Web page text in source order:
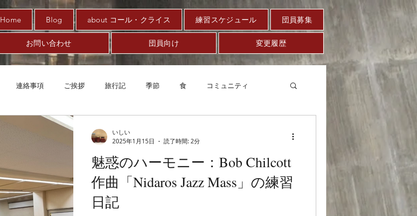
Home Blog about コール・クライス 練習スケジュール 団員募集
お問い合わせ 団員向け 変更履歴
連絡事項 ご挨拶 旅行記 季節 食 コミュニティ
対新型コロナ
魅惑のハーモニー：Bob Chilcott
作曲「Nidaros Jazz Mass」の練習
日記
いしい
2025年1月15日
読了時間: 2分